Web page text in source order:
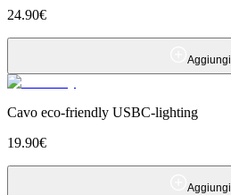
24.90€
Aggiungi
Cavo eco-friendly USBC-lighting
19.90€
Aggiungi